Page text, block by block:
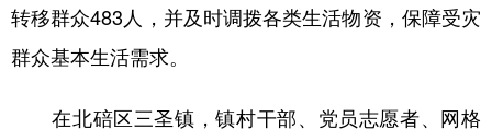
转移群众483人，并及时调拨各类生活物资，保障受灾
群众基本生活需求。
在北碚区三圣镇，镇村干部、党员志愿者、网格